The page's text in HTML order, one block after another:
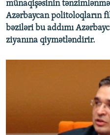
XƏBƏR BÜLLETENLƏRIMIZ
münaqişəsinin
Azərbaycan politoloqların
bəziləri bu addımı
ziyanına qiymətləndirir.